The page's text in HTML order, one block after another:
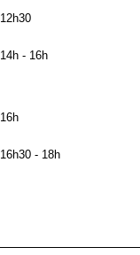
12h30
14h - 16h
16h
16h30 - 18h